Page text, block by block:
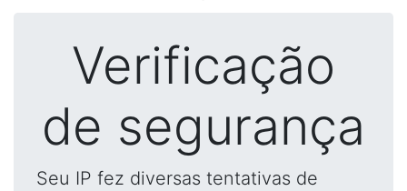
Verificação
de segurança
Seu IP fez diversas tentativas de